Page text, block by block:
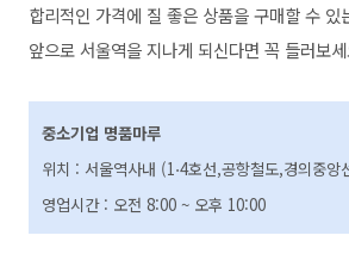
합리적인 가격에 질 좋은 상품을 구매할 수 있
앞으로 서울역을 지나게 되신다면 꼭 들러보
중소기업 명품마루
위치 : 서울역사내 (1⋅4호선,공항철도,경의중앙
영업시간 : 오전 8:00 ~ 오후 10:00